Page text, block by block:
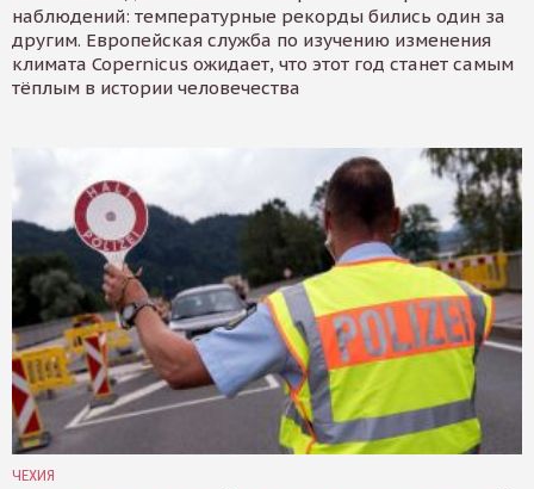
наблюдений: температурные рекорды бились один за
другим. Европейская служба по изучению изменения
климата Copernicus ожидает, что этот год станет самым
тёплым в истории человечества
ЧЕХИЯ